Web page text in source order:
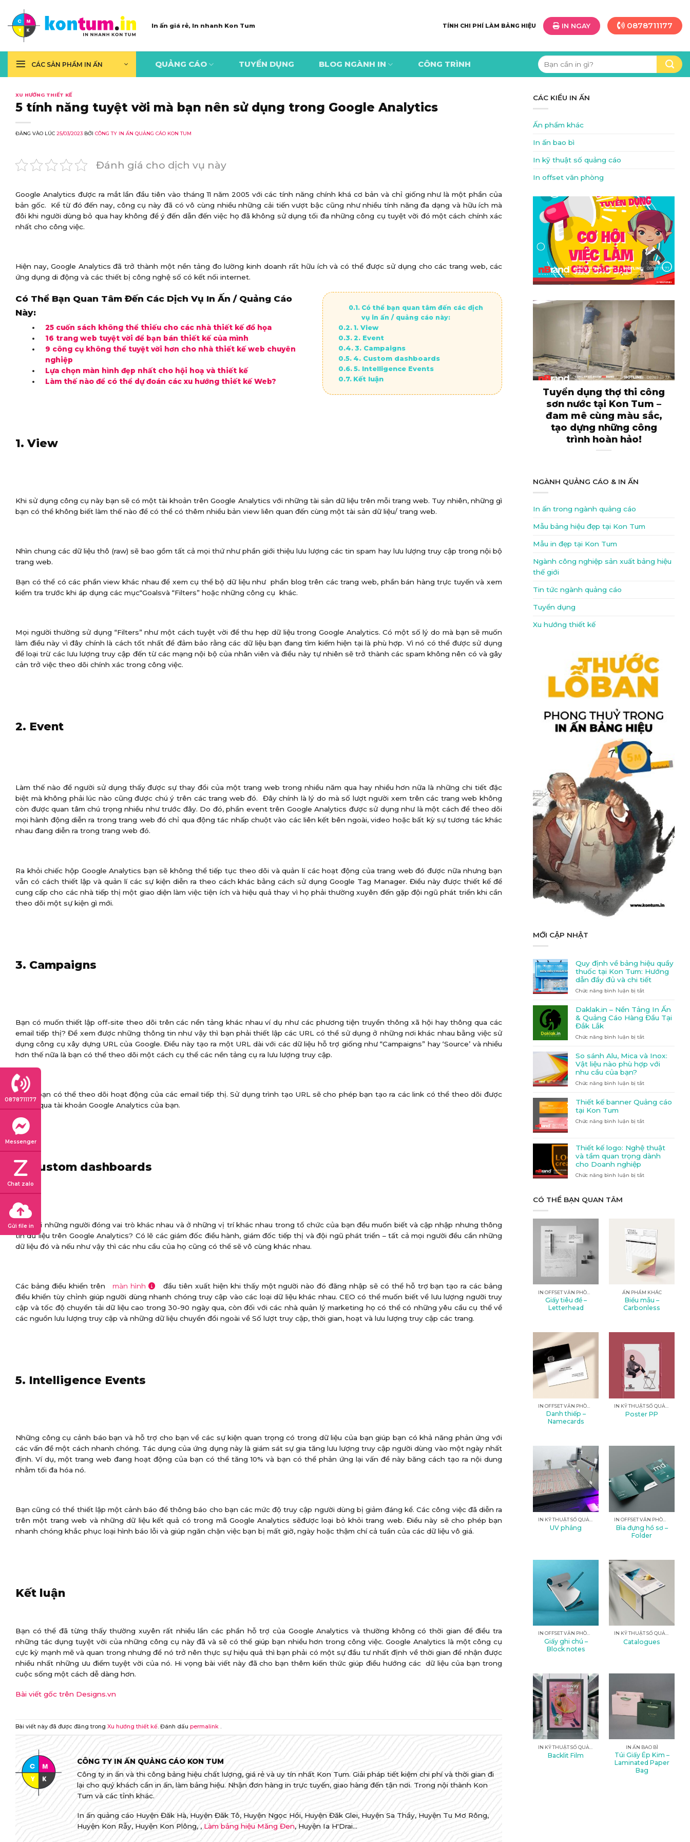
content
In ấn giá rẻ, In nhanh Kon Tum TÍNH CHI PHÍ LÀM BẢNG HIỆU IN NGAY 0878711177
CÁC SẢN PHẨM IN ẤN QUẢNG CÁO TUYỂN DỤNG BLOG NGÀNH IN CÔNG TRÌNH
Tìm
kiếm:
XU HƯỚNG THIẾT KẾ
5 tính năng tuyệt vời mà bạn nên sử dụng trong Google Analytics
ĐĂNG VÀO LÚC 25/03/2023 BỞI CÔNG TY IN ẤN QUẢNG CÁO KON TUM
Đánh giá cho dịch vụ này
Google Analytics được ra mắt lần đầu tiên vào tháng 11 năm 2005 với các tính năng chính khá cơ bản và chỉ giống như là một phần của
bản gốc. Kể từ đó đến nay, công cụ này đã có vô cùng nhiều những cải tiến vượt bậc cũng như nhiều tính năng đa dạng và hữu ích mà
đôi khi người dùng bỏ qua hay không để ý đến dẫn đến việc họ đã không sử dụng tối đa những công cụ tuyệt vời đó một cách chính xác
nhất cho công việc.
Hiện nay, Google Analytics đã trở thành một nền tảng đo lường kinh doanh rất hữu ích và có thể được sử dụng cho các trang web, các
ứng dụng di động và các thiết bị công nghệ số có kết nối internet.
Có thể bạn quan tâm đến các dịch
vụ in ấn / quảng cáo này:
1. View
2. Event
3. Campaigns
4. Custom dashboards
5. Intelligence Events
Kết luận
Có Thể Bạn Quan Tâm Đến Các Dịch Vụ In Ấn / Quảng Cáo
Này:
25 cuốn sách không thể thiếu cho các nhà thiết kế đồ họa
16 trang web tuyệt vời để bạn bán thiết kế của mình
9 công cụ không thể tuyệt vời hơn cho nhà thiết kế web chuyên
nghiệp
Lựa chọn màn hình đẹp nhất cho hội hoạ và thiết kế
Làm thế nào để có thể dự đoán các xu hướng thiết kế Web?
1. View
Khi sử dụng công cụ này bạn sẽ có một tài khoản trên Google Analytics với những tài sản dữ liệu trên mỗi trang web. Tuy nhiên, những gì
bạn có thể không biết làm thế nào để có thể có thêm nhiều bản view liên quan đến cùng một tài sản dữ liệu/ trang web.
Nhìn chung các dữ liệu thô (raw) sẽ bao gồm tất cả mọi thứ như phần giới thiệu lưu lượng các tin spam hay lưu lượng truy cập trong nội bộ
trang web.
Bạn có thể có các phần view khác nhau để xem cụ thể bộ dữ liệu như phần blog trên các trang web, phần bán hàng trực tuyến và xem
kiểm tra trước khi áp dụng các mục“Goalsvà “Filters” hoặc những công cụ khác.
Mọi người thường sử dụng “Filters” như một cách tuyệt vời để thu hẹp dữ liệu trong Google Analytics. Có một số lý do mà bạn sẽ muốn
làm điều này vì đây chính là cách tốt nhất để đảm bảo rằng các dữ liệu bạn đang tìm kiếm hiện tại là phù hợp. Vì nó có thể được sử dụng
để loại trừ các lưu lượng truy cập đến từ các mạng nội bộ của nhân viên và điều này tự nhiên sẽ trở thành các spam không nên có và gây
cản trở việc theo dõi chính xác trong công việc.
2. Event
Làm thế nào để người sử dụng thấy được sự thay đổi của một trang web trong nhiều năm qua hay nhiều hơn nữa là những chi tiết đặc
biệt mà không phải lúc nào cũng được chú ý trên các trang web đó. Đây chính là lý do mà số lượt người xem trên các trang web không
còn được quan tâm chú trọng nhiều như trước đây. Do đó, phần event trên Google Analytics được sử dụng như là một cách để theo dõi
mọi hành động diễn ra trong trang web đó chỉ qua động tác nhấp chuột vào các liên kết bên ngoài, video hoặc bất kỳ sự tương tác khác
nhau đang diễn ra trong trang web đó.
Ra khỏi chiếc hộp Google Analytics bạn sẽ không thể tiếp tục theo dõi và quản lí các hoạt động của trang web đó được nữa nhưng bạn
vẫn có cách thiết lập và quản lí các sự kiện diễn ra theo cách khác bằng cách sử dụng Google Tag Manager. Điều này được thiết kế để
cung cấp cho các nhà tiếp thị một giao diện làm việc tiện ích và hiệu quả thay vì họ phải thường xuyên đến gặp đội ngũ phát triển khi cần
theo dõi một sự kiện gì mới.
3. Campaigns
Bạn có muốn thiết lập off-site theo dõi trên các nền tảng khác nhau ví dụ như các phương tiện truyền thông xã hội hay thông qua các
email tiếp thị? Để xem được những thông tin như vậy thì bạn phải thiết lập các URL có thể sử dụng ở những nơi khác nhau bằng việc sử
dụng công cụ xây dựng URL của Google. Điều này tạo ra một URL dài với các dữ liệu hỗ trợ giống như “Campaigns” hay ‘Source’ và nhiều
hơn thế nữa là bạn có thể theo dõi một cách cụ thể các nền tảng cụ ra lưu lượng truy cập.
Ví dụ, bạn có thể theo dõi hoạt động của các email tiếp thị. Sử dụng trình tạo URL sẽ cho phép bạn tạo ra các link có thể theo dõi được
thông qua tài khoản Google Analytics của bạn.
4. Custom dashboards
Có phải những người đóng vai trò khác nhau và ở những vị trí khác nhau trong tổ chức của bạn đều muốn biết và cập nhập nhưng thông
tin dữ liệu trên Google Analytics? Có lẽ các giám đốc điều hành, giám đốc tiếp thị và đội ngũ phát triển – tất cả mọi người đều cần những
dữ liệu đó và nếu như vậy thì các nhu cầu của họ cũng có thể sẽ vô cùng khác nhau.
Các bảng điều khiển trên màn hình
đầu tiên xuất hiện khi thấy một người nào đó đăng nhập sẽ có thể hỗ trợ bạn tạo ra các bảng
điều khiển tùy chỉnh giúp người dùng nhanh chóng truy cập vào các loại dữ liệu khác nhau. CEO có thể muốn biết về lưu lượng người truy
cập và tốc độ chuyển tải dữ liệu cao trong 30-90 ngày qua, còn đối với các nhà quản lý marketing họ có thể có những yêu cầu cụ thể về
các nguồn lưu lượng truy cập và những dữ liệu chuyển đổi ngoài về Số lượt truy cập, thời gian, hoạt và lưu lượng truy cập các trang.
5. Intelligence Events
Những công cụ cảnh báo bạn và hỗ trợ cho bạn về các sự kiện quan trọng có trong dữ liệu của bạn giúp bạn có khả năng phản ứng với
các vấn đề một cách nhanh chóng. Tác dụng của ứng dụng này là giám sát sự gia tăng lưu lượng truy cập người dùng vào một ngày nhất
định. Ví dụ, một trang web đang hoạt động của bạn có thể tăng 10% và bạn có thể phản ứng lại vấn đề này băng cách tạo ra nội dung
nhằm tối đa hóa nó.
Bạn cũng có thể thiết lập một cảnh báo để thông báo cho bạn các mức độ truy cập người dùng bị giảm đáng kể. Các công việc đã diễn ra
trên một trang web và những dữ liệu kết quả có trong mã Google Analytics sẽđược loại bỏ khỏi trang web. Điều này sẽ cho phép bạn
nhanh chóng khắc phục loại hình báo lỗi và giúp ngăn chặn việc bạn bị mất giờ, ngày hoặc thậm chí cả tuần của các dữ liệu vô giá.
Kết luận
Bạn có thể đã từng thấy thường xuyên rất nhiều lần các phần hỗ trợ của Google Analytics và thường không có thời gian để điều tra
những tác dụng tuyệt vời của những công cụ này đã và sẽ có thể giúp bạn nhiều hơn trong công việc. Google Analytics là một công cụ
cực kỳ mạnh mẽ và quan trong nhưng để nó trở nên thực sự hiệu quả thì bạn phải có một sự đầu tư nhất định về thời gian để nhận được
nhiều nhất những ưu điểm tuyệt vời của nó. Hi vọng bài viết này đã cho bạn thêm kiến ​​thức giúp điều hướng các dữ liệu của bạn trong
cuộc sống một cách dễ dàng hơn.
Bài viết gốc trên Designs.vn
Bài viết này đã được đăng trong Xu hướng thiết kế. Đánh dấu permalink .
CÔNG TY IN ẤN QUẢNG CÁO KON TUM
Công ty in ấn và thi công bảng hiệu chất lượng, giá rẻ và uy tín nhất Kon Tum. Giải pháp tiết kiệm chi phí và thời gian đi
lại cho quý khách cần in ấn, làm bảng hiệu. Nhận đơn hàng in trực tuyến, giao hàng đến tận nơi. Trong nội thành Kon
Tum và các tỉnh khác.
In ấn quảng cáo Huyện Đăk Hà, Huyện Đăk Tô, Huyện Ngọc Hồi, Huyện Đăk Glei, Huyện Sa Thầy, Huyện Tu Mơ Rông,
Huyện Kon Rẫy, Huyện Kon Plông, , Làm bảng hiệu Măng Đen, Huyện Ia H'Drai...
CÁC KIỂU IN ẤN
Ấn phẩm khác
In ấn bao bì
In kỹ thuật số quảng cáo
In offset văn phòng
Tuyển dụng thợ thi công
sơn nước tại Kon Tum –
đam mê cùng màu sắc,
tạo dựng những công
trình hoàn hảo!
NGÀNH QUẢNG CÁO & IN ẤN
In ấn trong ngành quảng cáo
Mẫu bảng hiệu đẹp tại Kon Tum
Mẫu in đẹp tại Kon Tum
Ngành công nghiệp sản xuất bảng hiệu
thế giới
Tin tức ngành quảng cáo
Tuyển dụng
Xu hướng thiết kế
MỚI CẬP NHẬT
Quy định về bảng hiệu quầy
thuốc tại Kon Tum: Hướng
dẫn đầy đủ và chi tiết
Chức năng bình luận bị tắt
về
bảng
tại
Kon
Tum:
đủ
và
Daklak.in – Nền Tảng In Ấn
& Quảng Cáo Hàng Đầu Tại
Đắk Lắk
Chức năng bình luận bị tắt
–
Nền
Tảng
Quảng
Cáo
Lắk
So sánh Alu, Mica và Inox:
Vật liệu nào phù hợp với
nhu cầu của bạn?
Chức năng bình luận bị tắt
sánh
Alu,
liệu
nào
phù
Thiết kế banner Quảng cáo
tại Kon Tum
Chức năng bình luận bị tắt
banner
Quảng
cáo
Thiết kế logo: Nghệ thuật
và tầm quan trọng dành
cho Doanh nghiệp
Chức năng bình luận bị tắt
tầm
quan
trọng
dành
cho
Doanh
nghiệp
CÓ THỂ BẠN QUAN TÂM
IN OFFSET VĂN PHÒNG
Giấy tiêu đề –
Letterhead
ẤN PHẨM KHÁC
Biểu mẫu –
Carbonless
IN OFFSET VĂN PHÒNG
Danh thiếp –
Namecards
Poster PP
IN KỸ THUẬT SỐ QUẢNG CÁO
UV phẳng
IN OFFSET VĂN PHÒNG
Bìa đựng hồ sơ –
Folder
IN OFFSET VĂN PHÒNG
Giấy ghi chú –
Block notes
IN KỸ THUẬT SỐ QUẢNG CÁO
Catalogues
Backlit Film
IN ẤN BAO BÌ
Túi Giấy Ép Kim –
Laminated Paper
Bag
0878711177
Messenger
Chat zalo
Gửi file in